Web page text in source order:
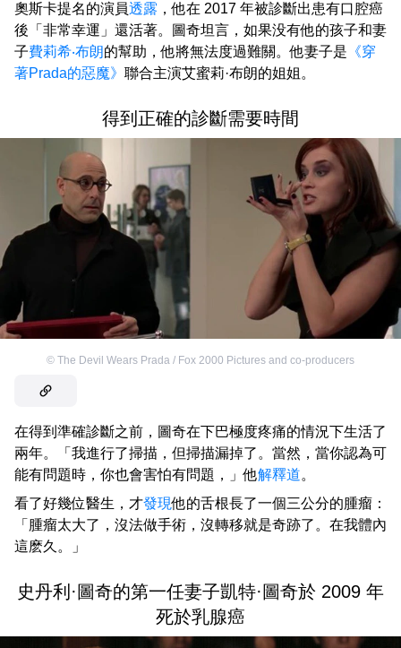
奧斯卡提名的演員透露 ，他在 2017 年被診斷出患有口腔癌
後「非常幸運」還活著。圖奇坦言，如果没有他的孩子和妻
子費莉希‧布朗的幫助，他將無法度過難關。他妻子是 《穿
著Prada的惡魔》 聯合主演艾蜜莉·布朗的姐姐。
得到正確的診斷需要時間
© The Devil Wears Prada / Fox 2000 Pictures and co-producers
在得到準確診斷之前，圖奇在下巴極度疼痛的情況下生活了
兩年。「我進行了掃描，但掃描漏掉了。當然，當你認為可
能有問題時，你也會害怕有問題，」他解釋道。
看了好幾位醫生，才發現他的舌根長了一個三公分的腫瘤：
「腫瘤太大了，沒法做手術，沒轉移就是奇跡了。在我體內
這麽久。」
史丹利·圖奇的第一任妻子凱特·圖奇於 2009 年
死於乳腺癌